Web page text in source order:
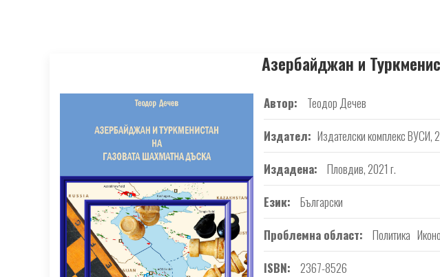
Азербайджан и
Автор
Теодор Дечев
Издател Издателски комплекс ВУСИ,
Издадена
Пловдив, 2021 г.
Език
Български
Проблемна област
Политика
ISBN
2367-8526